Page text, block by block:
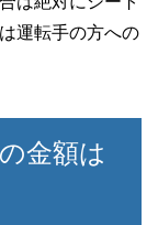
運転手の方への
金額は